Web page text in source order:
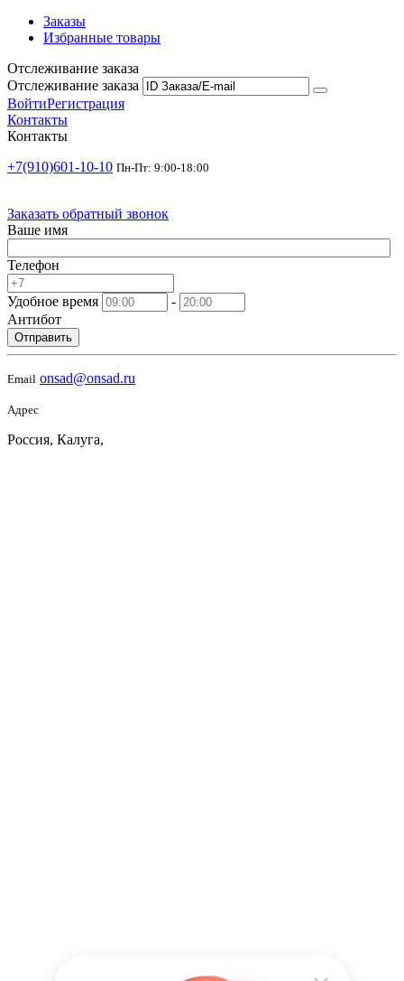
Заказы
Избранные товары
Отслеживание заказа
Отслеживание заказа
ВойтиРегистрация
Контакты
Контакты
+7(910)601-10-10 Пн-Пт: 9:00-18:00
Заказать обратный звонок
Ваше имя
Телефон
Удобное время
-
Антибот
Отправить
Email onsad@onsad.ru
Адрес
Россия, Калуга,